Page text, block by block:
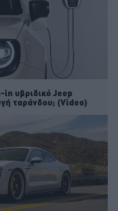
υβριδικό Jeep
ταράνδου; (Video)